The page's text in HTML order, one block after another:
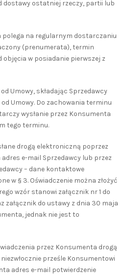
dostawy ostatniej rzeczy, partii lub
polega na regularnym dostarczaniu
(prenumerata), termin
objęcia w posiadanie pierwszej z
Umowy, składając Sprzedawcy
Umowy. Do zachowania terminu
wysłanie przez Konsumenta
tego terminu.
drogą elektroniczną poprzez
adres e-mail Sprzedawcy lub przez
– dane kontaktowe
w § 3. Oświadczenie można złożyć
wzór stanowi załącznik nr 1 do
załącznik do ustawy z dnia 30 maja
jednak nie jest to
przez Konsumenta drogą
prześle Konsumentowi
adres e-mail potwierdzenie